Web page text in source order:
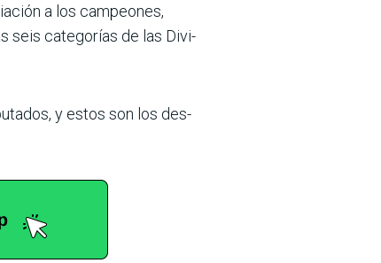
a los cam­peones,
seis categorías de las Divi­
y estos son los des­